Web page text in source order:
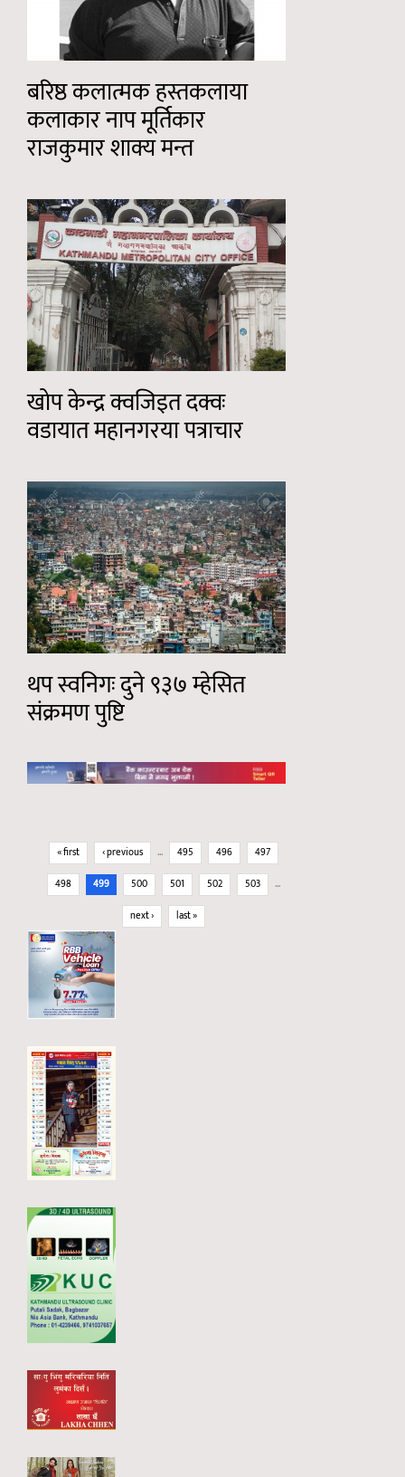
बरिष्ठ कलात्मक हस्तकलाया
कलाकार नाप मूर्तिकार
राजकुमार शाक्य मन्त
खोप केन्द्र क्वजिइत दक्वः
वडायात महानगरया पत्राचार
थप स्वनिगः दुने ९३७ म्हेसित
संक्रमण पुष्टि
Pages
« first ‹ previous … 495 496
497
498
499 500 501 502 503
…
next ›
last »